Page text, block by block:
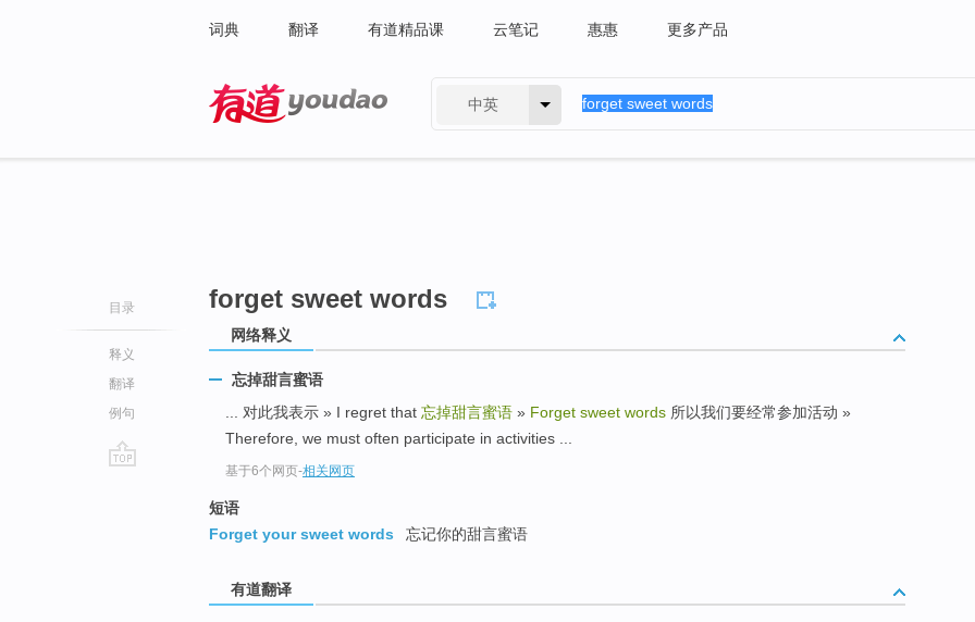
词典 翻译 有道精品课 云笔记 惠惠 更多产品
中英
目录
释义
翻译
例句
forget sweet words
网络释义
忘掉甜言蜜语
... 对此我表示 » I regret that 忘掉甜言蜜语 » Forget sweet words 所以我们要经常参加活动 »
Therefore, we must often participate in activities ...
基于6个网页-相关网页
短语
Forget your sweet words
忘记你的甜言蜜语
有道翻译